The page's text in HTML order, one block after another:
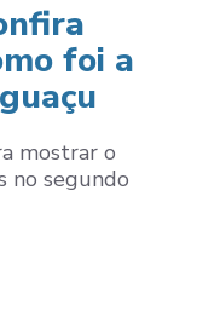
foi a
mostrar o
no segundo